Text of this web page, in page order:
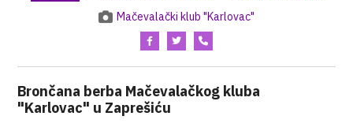
Mačevalački klub "Karlovac"
Brončana berba Mačevalačkog kluba
"Karlovac" u Zaprešiću